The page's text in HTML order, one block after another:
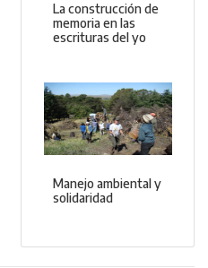
La construcción de
memoria en las
escrituras del yo
Manejo ambiental y
solidaridad